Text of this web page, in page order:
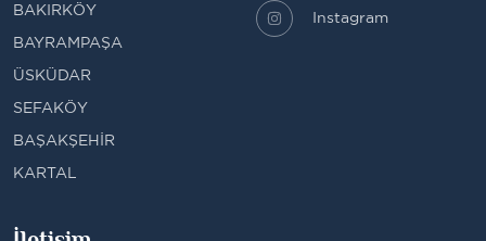
BAKIRKÖY
BAYRAMPAŞA
ÜSKÜDAR
SEFAKÖY
BAŞAKŞEHİR
KARTAL
Instagram